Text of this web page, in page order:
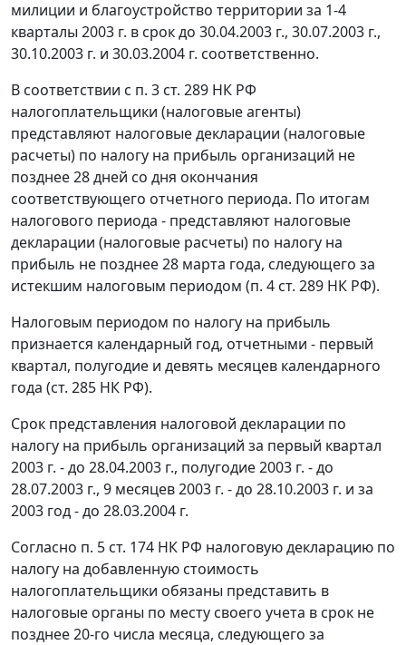
милиции и благоустройство территории за 1-4
кварталы 2003 г. в срок до 30.04.2003 г., 30.07.2003 г.,
30.10.2003 г. и 30.03.2004 г. соответственно.
В соответствии с п. 3 ст. 289 НК РФ
налогоплательщики (налоговые агенты)
представляют налоговые декларации (налоговые
расчеты) по налогу на прибыль организаций не
позднее 28 дней со дня окончания
соответствующего отчетного периода. По итогам
налогового периода - представляют налоговые
декларации (налоговые расчеты) по налогу на
прибыль не позднее 28 марта года, следующего за
истекшим налоговым периодом (п. 4 ст. 289 НК РФ).
Налоговым периодом по налогу на прибыль
признается календарный год, отчетными - первый
квартал, полугодие и девять месяцев календарного
года (ст. 285 НК РФ).
Срок представления налоговой декларации по
налогу на прибыль организаций за первый квартал
2003 г. - до 28.04.2003 г., полугодие 2003 г. - до
28.07.2003 г., 9 месяцев 2003 г. - до 28.10.2003 г. и за
2003 год - до 28.03.2004 г.
Согласно п. 5 ст. 174 НК РФ налоговую декларацию по
налогу на добавленную стоимость
налогоплательщики обязаны представить в
налоговые органы по месту своего учета в срок не
позднее 20-го числа месяца, следующего за